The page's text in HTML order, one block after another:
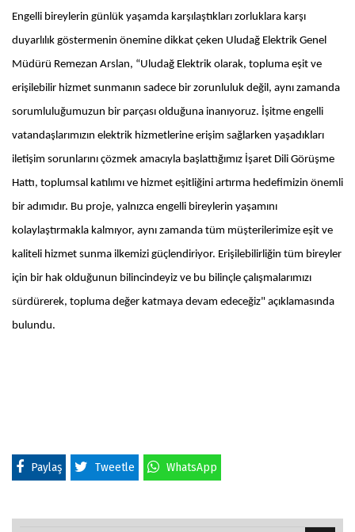
Engelli bireylerin günlük yaşamda karşılaştıkları zorluklara karşı
duyarlılık göstermenin önemine dikkat çeken Uludağ Elektrik Genel
Müdürü Remezan Arslan, “Uludağ Elektrik olarak, topluma eşit ve
erişilebilir hizmet sunmanın sadece bir zorunluluk değil, aynı zamanda
sorumluluğumuzun bir parçası olduğuna inanıyoruz. İşitme engelli
vatandaşlarımızın elektrik hizmetlerine erişim sağlarken yaşadıkları
iletişim sorunlarını çözmek amacıyla başlattığımız İşaret Dili Görüşme
Hattı, toplumsal katılımı ve hizmet eşitliğini artırma hedefimizin önemli
bir adımıdır. Bu proje, yalnızca engelli bireylerin yaşamını
kolaylaştırmakla kalmıyor, aynı zamanda tüm müşterilerimize eşit ve
kaliteli hizmet sunma ilkemizi güçlendiriyor. Erişilebilirliğin tüm bireyler
için bir hak olduğunun bilincindeyiz ve bu bilinçle çalışmalarımızı
sürdürerek, topluma değer katmaya devam edeceğiz" açıklamasında
bulundu.
Paylaş Tweetle WhatsApp